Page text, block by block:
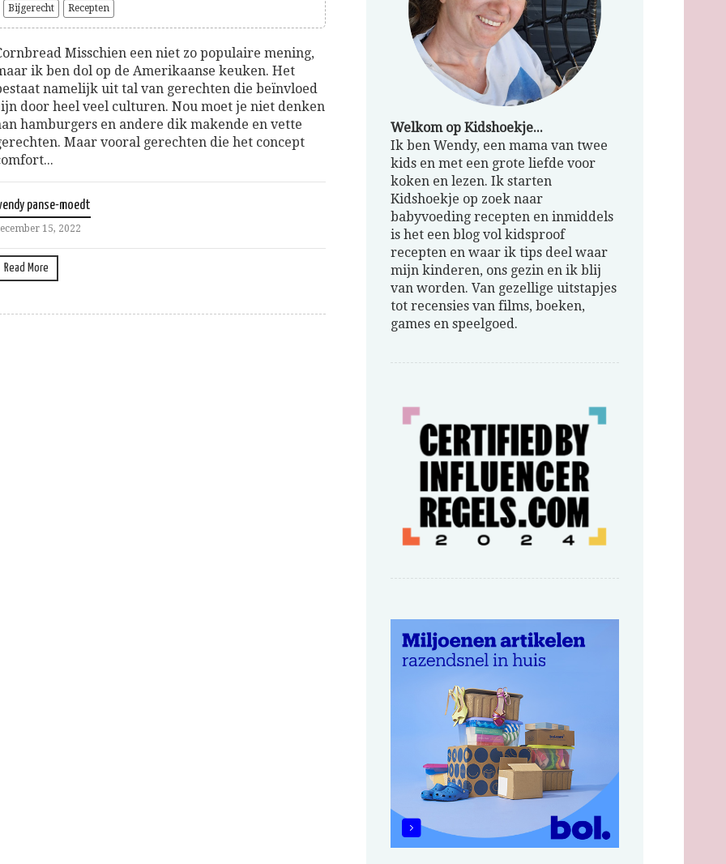
Bijgerecht Recepten
Misschien een niet zo populaire mening,
ik ben dol op de Amerikaanse keuken. Het
namelijk uit tal van gerechten die beïnvloed
door heel veel culturen. Nou moet je niet denken
hamburgers en andere dik makende en vette
Maar vooral gerechten die het concept
panse-moedt
15, 2022
Read More
Welkom op Kidshoekje...
Ik ben Wendy, een mama van twee
kids en met een grote liefde voor
koken en lezen. Ik starten
Kidshoekje op zoek naar
babyvoeding recepten en inmiddels
is het een blog vol kidsproof
recepten en waar ik tips deel waar
mijn kinderen, ons gezin en ik blij
van worden. Van gezellige uitstapjes
tot recensies van films, boeken,
games en speelgoed.